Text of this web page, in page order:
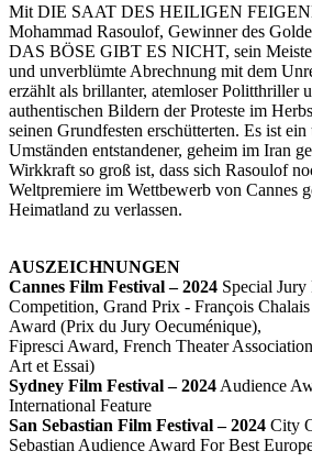
Mit DIE SAAT DES HEILIGEN
Mohammad Rasoulof, Gewinner des
DAS BÖSE GIBT ES NICHT, sein
und unverblümte Abrechnung mit dem
erzählt als brillanter, atemloser Politthriller
authentischen Bildern der Proteste im
seinen Grundfesten erschütterten. Es ist
Umständen entstandener, geheim im Iran
Wirkkraft so groß ist, dass sich Rasoulof
Weltpremiere im Wettbewerb von Cannes
Heimatland zu verlassen.
AUSZEICHNUNGEN
Cannes Film Festival – 2024 Special
Competition, Grand Prix - François
Award (Prix du Jury Oecuménique),
Fipresci Award, French Theater
Art et Essai)
Sydney Film Festival – 2024 Audience
International Feature
San Sebastian Film Festival – 2024 City
Sebastian Audience Award For Best